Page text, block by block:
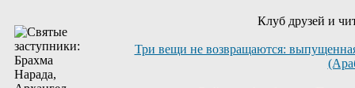
Клуб друзей и
Три вещи не возвращаются: